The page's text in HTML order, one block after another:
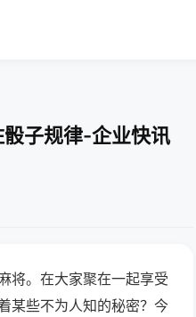
子规律-企业快讯
将。在大家聚在一起享受
某些不为人知的秘密？今